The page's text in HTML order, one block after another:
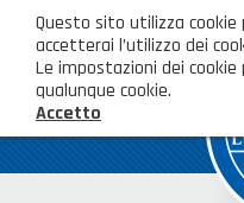
Questo sito utilizza cookie
accetterai l’utilizzo dei
Le impostazioni dei
qualunque cookie.
Accetto